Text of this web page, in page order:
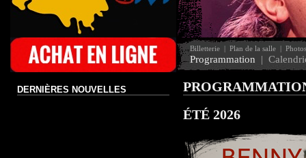
Billetterie | Plan de la salle | Photos
Programmation |
DERNIÈRES NOUVELLES
ÉTÉ 2026